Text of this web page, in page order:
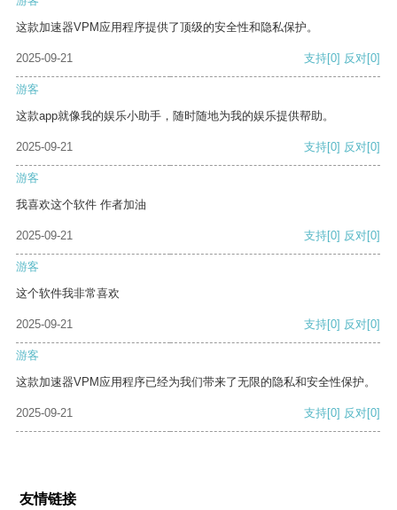
这款加速器VPM应用程序提供了顶级的安全性和隐私保护。
2025-09-21 支持[0] 反对[0]
游客
这款app就像我的娱乐小助手，随时随地为我的娱乐提供帮助。
2025-09-21 支持[0] 反对[0]
游客
我喜欢这个软件 作者加油
2025-09-21 支持[0] 反对[0]
游客
这个软件我非常喜欢
2025-09-21 支持[0] 反对[0]
游客
这款加速器VPM应用程序已经为我们带来了无限的隐私和安全性保护。
2025-09-21 支持[0] 反对[0]
友情链接